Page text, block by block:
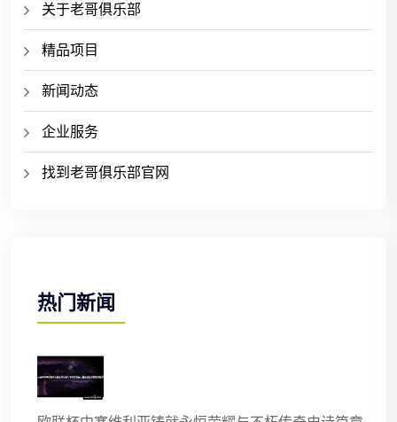
关于老哥俱乐部
精品项目
新闻动态
企业服务
找到老哥俱乐部官网
热门新闻